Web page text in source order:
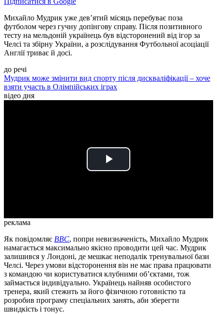
Михайло Мудрик уже дев’ятий місяць перебуває поза
футболом через гучну допінгову справу. Після позитивного
тесту на мельдоній українець був відсторонений від ігор за
Челсі та збірну України, а розслідування Футбольної асоціації
Англії триває й досі.
до речі
Мудрик може змінити вид спорту після дискваліфікації – хоче
взяти участь в Олімпійських іграх
відео дня
Play
реклама
Як повідомляє BBC, попри невизначеність, Михайло Мудрик
намагається максимально якісно проводити цей час. Мудрик
залишився у Лондоні, де мешкає неподалік тренувальної бази
Челсі. Через умови відсторонення він не має права працювати
з командою чи користуватися клубними об’єктами, тож
займається індивідуально. Українець найняв особистого
тренера, який стежить за його фізичною готовністю та
розробив програму спеціальних занять, аби зберегти
швидкість і тонус.